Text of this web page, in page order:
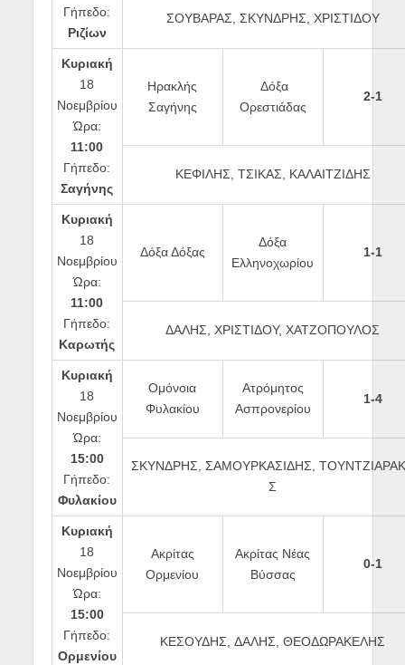
Γήπεδο:
Ριζίων
ΣΟΥΒΑΡΑΣ, ΣΚΥΝΔΡΗΣ, ΧΡΙΣΤΙΔΟΥ
Κυριακή
18
Νοεμβρίου
Ώρα:
11:00
Γήπεδο:
Σαγήνης
Ηρακλής
Σαγήνης
Δόξα
Ορεστιάδας
2-1
ΚΕΦΙΛΗΣ, ΤΣΙΚΑΣ, ΚΑΛΑΙΤΖΙΔΗΣ
Κυριακή
18
Νοεμβρίου
Ώρα:
11:00
Γήπεδο:
Καρωτής
Δόξα Δόξας
Δόξα
Ελληνοχωρίου
1-1
ΔΑΛΗΣ, ΧΡΙΣΤΙΔΟΥ, ΧΑΤΖΟΠΟΥΛΟΣ
Κυριακή
18
Νοεμβρίου
Ώρα:
15:00
Γήπεδο:
Φυλακίου
Ομόνοια
Φυλακίου
Ατρόμητος
Ασπρονερίου
1-4
ΣΚΥΝΔΡΗΣ, ΣΑΜΟΥΡΚΑΣΙΔΗΣ,
Σ
Κυριακή
18
Νοεμβρίου
Ώρα:
15:00
Γήπεδο:
Ορμενίου
Ακρίτας
Ορμενίου
Ακρίτας Νέας
Βύσσας
0-1
ΚΕΣΟΥΔΗΣ, ΔΑΛΗΣ, ΘΕΟΔΩΡΑΚΕΛΗΣ